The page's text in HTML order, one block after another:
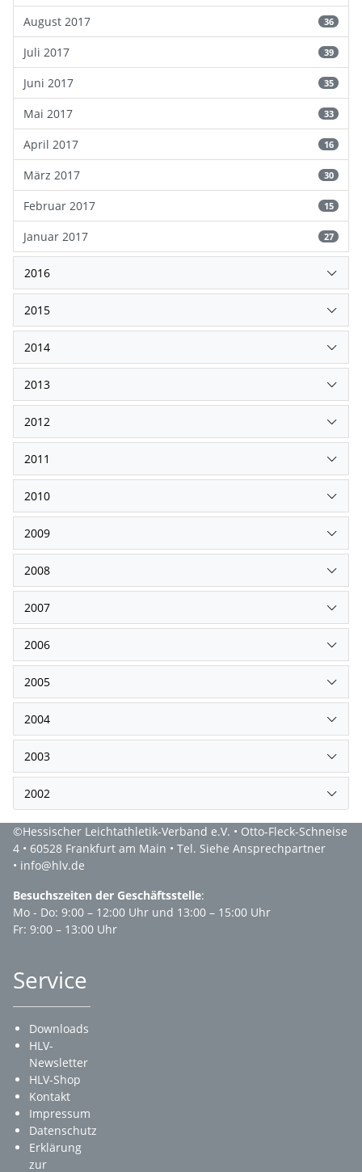
August 2017 36
Juli 2017 39
Juni 2017 35
Mai 2017 33
April 2017 16
März 2017 30
Februar 2017 15
Januar 2017 27
2016
2015
2014
2013
2012
2011
2010
2009
2008
2007
2006
2005
2004
2003
2002
©Hessischer Leichtathletik-Verband e.V. • Otto-Fleck-Schneise
4 • 60528 Frankfurt am Main • Tel. Siehe Ansprechpartner
• info@hlv.de
Besuchszeiten der Geschäftsstelle:
Mo - Do: 9:00 – 12:00 Uhr und 13:00 – 15:00 Uhr
Fr: 9:00 – 13:00 Uhr
Service
Downloads
HLV-
Newsletter
HLV-Shop
Kontakt
Impressum
Datenschutz
Erklärung
zur